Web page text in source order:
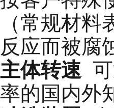
（常规材
反应而被腐
主体转速
率的国内外